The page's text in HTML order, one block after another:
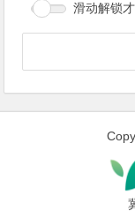
滑动解锁